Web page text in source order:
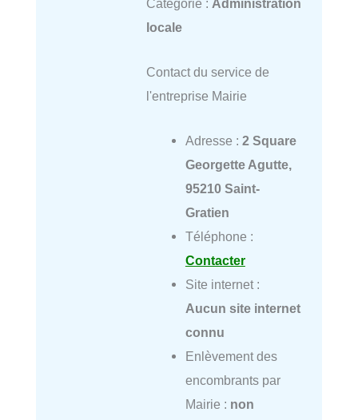
locale
Contact du service de
l'entreprise Mairie
Adresse : 2 Square
Georgette Agutte,
95210 Saint-
Gratien
Téléphone :
Contacter
Site internet :
Aucun site internet
connu
Enlèvement des
encombrants par
Mairie : non